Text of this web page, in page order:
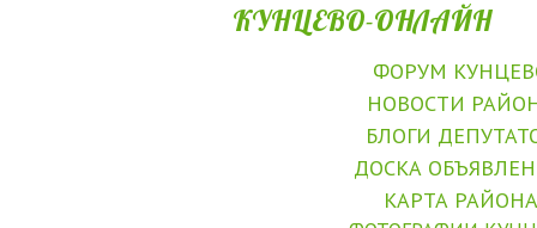
КУНЦЕВО-ОНЛАЙН
ФОРУМ
НОВОСТИ
БЛОГИ
ДОСКА
КАРТА РАЙОНА